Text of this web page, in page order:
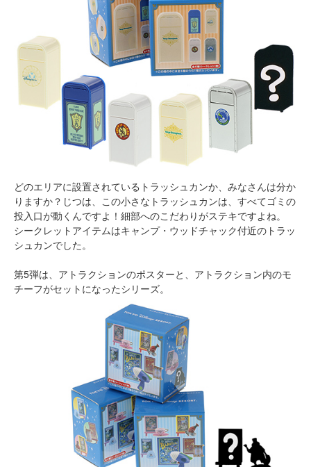
どのエリアに設置されているトラッシュカンか、みなさんは分か
りますか？じつは、この小さなトラッシュカンは、すべてゴミの
投入口が動くんですよ！細部へのこだわりがステキですよね。
シークレットアイテムはキャンプ・ウッドチャック付近のトラッ
シュカンでした。
第5弾は、アトラクションのポスターと、アトラクション内のモ
チーフがセットになったシリーズ。